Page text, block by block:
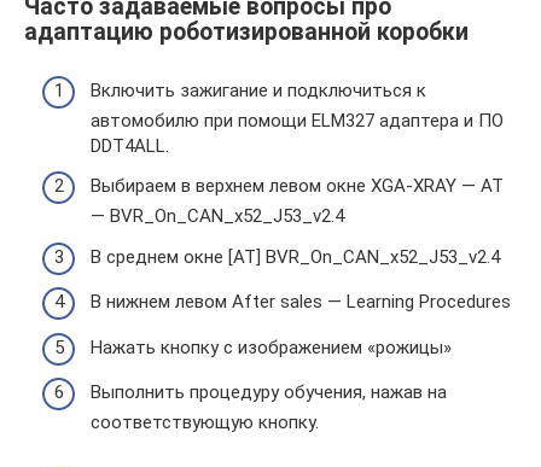
Часто задаваемые вопросы про
адаптацию роботизированной коробки
Включить зажигание и подключиться к
автомобилю при помощи ELM327 адаптера и ПО
DDT4ALL.
Выбираем в верхнем левом окне XGA-XRAY — AT
— BVR_On_CAN_x52_J53_v2.4
В среднем окне [AT] BVR_On_CAN_x52_J53_v2.4
В нижнем левом After sales — Learning Procedures
Нажать кнопку с изображением «рожицы»
Выполнить процедуру обучения, нажав на
соответствующую кнопку.